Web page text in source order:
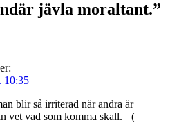
jävla moraltant.”
10:35
blir så irriterad när andra är
vet vad som komma skall. =(